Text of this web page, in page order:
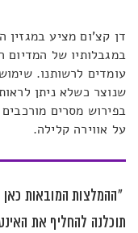
דן קצ'ום מציע במגזין
במגבלותיו של
עומדים לרשותנו.
שנוצר כשלא ניתן
בפירוש מסרים
על אווירה קלילה.
"ההמלצות המובאות
תוכלנה להחליף את